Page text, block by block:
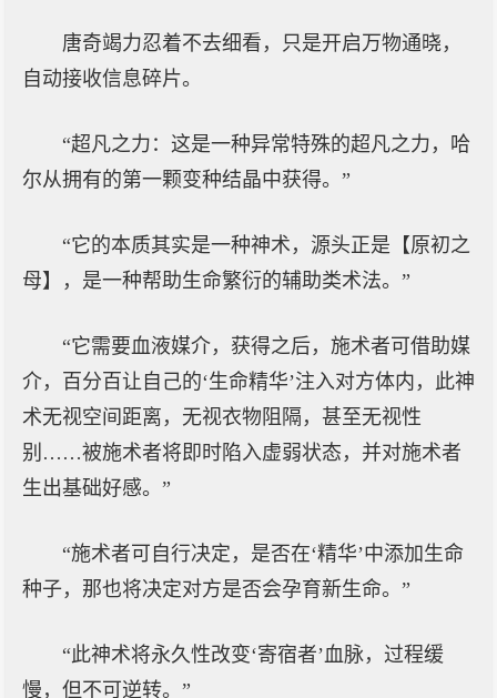
唐奇竭力忍着不去细看，只是开启万物通晓，
自动接收信息碎片。
“超凡之力：这是一种异常特殊的超凡之力，哈
尔从拥有的第一颗变种结晶中获得。”
“它的本质其实是一种神术，源头正是【原初之
母】，是一种帮助生命繁衍的辅助类术法。”
“它需要血液媒介，获得之后，施术者可借助媒
介，百分百让自己的‘生命精华’注入对方体内，此神
术无视空间距离，无视衣物阻隔，甚至无视性
别……被施术者将即时陷入虚弱状态，并对施术者
生出基础好感。”
“施术者可自行决定，是否在‘精华’中添加生命
种子，那也将决定对方是否会孕育新生命。”
“此神术将永久性改变‘寄宿者’血脉，过程缓
慢，但不可逆转。”